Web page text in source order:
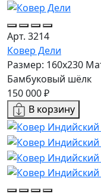
Арт. 3214
Ковер Дели
Размер: 160х230
Бамбуковый шёлк
150 000 ₽
В корзину